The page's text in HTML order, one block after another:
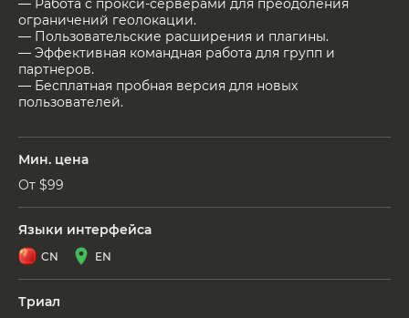
— Работа с прокси-серверами для преодоления
ограничений геолокации.
— Пользовательские расширения и плагины.
— Эффективная командная работа для групп и
партнеров.
— Бесплатная пробная версия для новых
пользователей.
Мин. цена
От $99
Языки интерфейса
CN EN
Триал